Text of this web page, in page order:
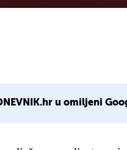
u omiljeni